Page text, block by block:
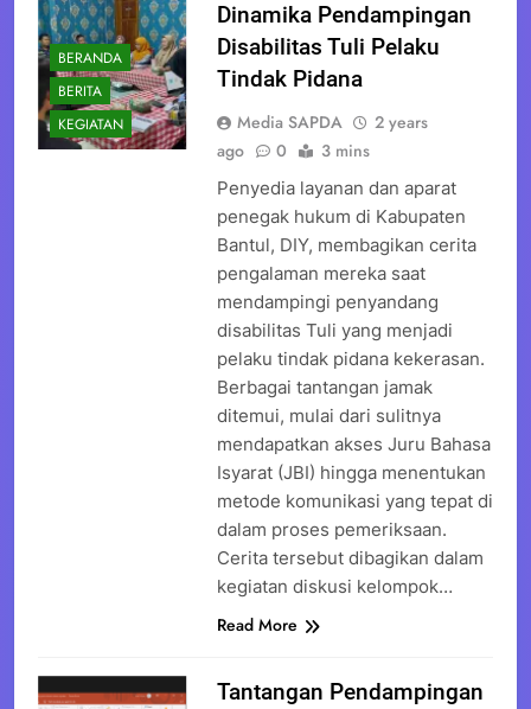
BERANDA
BERITA
KEGIATAN
Dinamika Pendampingan
Disabilitas Tuli Pelaku
Tindak Pidana
Media SAPDA
2 years
ago
0 3 mins
Penyedia layanan dan aparat
penegak hukum di Kabupaten
Bantul, DIY, membagikan cerita
pengalaman mereka saat
mendampingi penyandang
disabilitas Tuli yang menjadi
pelaku tindak pidana kekerasan.
Berbagai tantangan jamak
ditemui, mulai dari sulitnya
mendapatkan akses Juru Bahasa
Isyarat (JBI) hingga menentukan
metode komunikasi yang tepat di
dalam proses pemeriksaan.
Cerita tersebut dibagikan dalam
kegiatan diskusi kelompok…
Read More
Tantangan Pendampingan